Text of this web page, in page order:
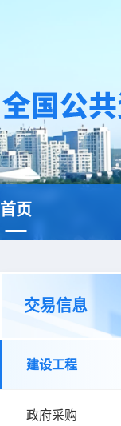
首页
交易信息
建设工程
政府采购